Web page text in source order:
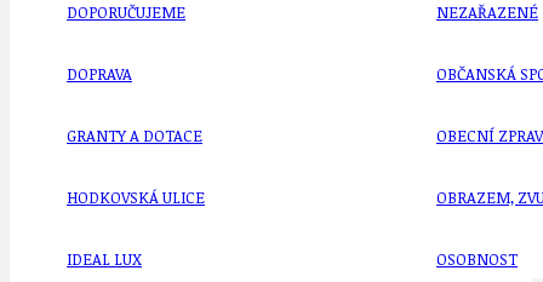
DOPORUČUJEME
DOPRAVA
GRANTY A DOTACE
HODKOVSKÁ ULICE
IDEAL LUX
NEZAŘAZENÉ
OBČANSKÁ
OBECNÍ
OBRAZEM,
OSOBNOST